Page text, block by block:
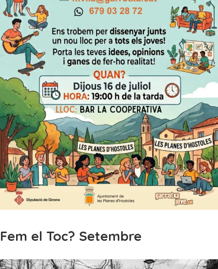
Fem el Toc? Setembre